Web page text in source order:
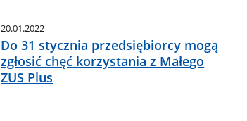
20.01.2022
Do 31 stycznia przedsiębiorcy mogą
zgłosić chęć korzystania z Małego
ZUS Plus